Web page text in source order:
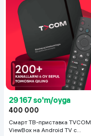
29 167 so'm/oyga
400 000
Смарт ТВ-приставка TVCOM
ViewBox на Android TV с